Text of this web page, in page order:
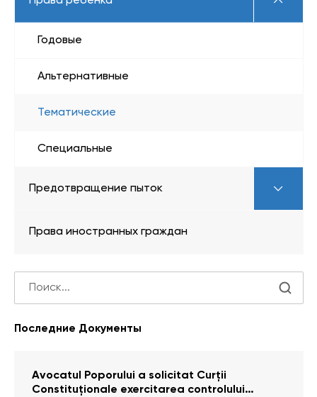
Годовые
Альтернативные
Тематические
Специальные
Предотвращение пыток
Права иностранных граждан
Последние Документы
Avocatul Poporului a solicitat Curţii
Constituţionale exercitarea controlului